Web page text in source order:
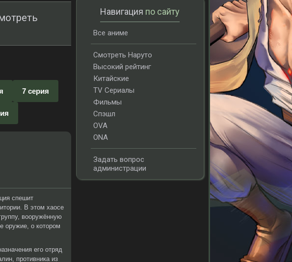
7 серия
спешит
В этом хаосе
вооружённую
оружие, о котором
его отряд
противника из
Навигация по сайту
Все аниме
Смотреть Наруто
Высокий рейтинг
Китайские
TV Сериалы
Фильмы
Спэшл
OVA
ONA
Задать вопрос
администрации